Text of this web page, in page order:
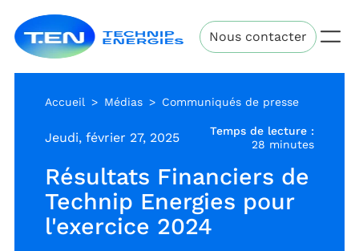
contenu
principal
Technip
EnergiesNous contacter
Accueil Médias Communiqués de presse
Jeudi, février 27, 2025
Temps de lecture :
28 minutes
Résultats Financiers de
Technip Energies pour
l'exercice 2024